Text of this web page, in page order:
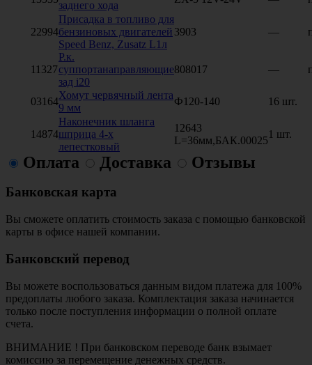
заднего хода
22994
Присадка в топливо для
бензиновых двигателей
Speed Benz, Zusatz L1л
3903 —
11327
Р.к.
суппортанаправляющие
зад i20
808017 —
03164
Хомут червячный лента
9 мм
Ф120-140 16 шт.
14874
Наконечник шланга
шприца 4-х
лепестковый
12643
L=36мм,БАК.00025
1 шт.
Оплата Доставка Отзывы
Банковская карта
Вы сможете оплатить стоимость заказа с помощью банковской
карты в офисе нашей компании.
Банковский перевод
Вы можете воспользоваться данным видом платежа для 100%
предоплаты любого заказа. Комплектация заказа начинается
только после поступления информации о полной оплате
счета.
ВНИМАНИЕ ! При банковском переводе банк взымает
комиссию за перемещение денежных средств.